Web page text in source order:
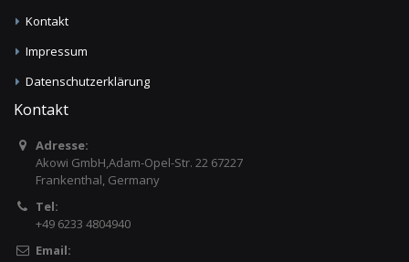
Kontakt
Impressum
Datenschutzerklärung
Kontakt
Adresse:
Akowi GmbH,Adam-Opel-Str. 22 67227
Frankenthal, Germany
Tel:
+49 6233 4804940
Email: